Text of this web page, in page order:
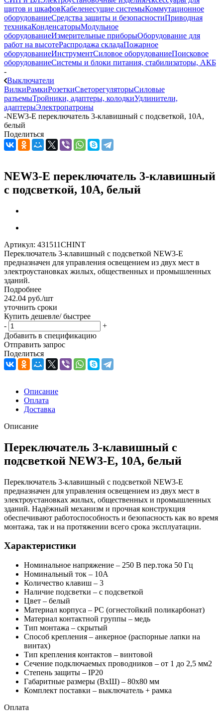
щитов и шкафовКабеленесущие системыКоммутационное
оборудованиеСредства защиты и безопасностиПриводная
техникаКонденсаторыМодульное
оборудованиеИзмерительные приборыОборудование для
работ на высотеРаспродажа складаПожарное
оборудованиеИнструментСиловое оборудованиеПоисковое
оборудованиеСистемы и блоки питания, стабилизаторы, АКБ
-
Выключатели
ВилкиРамкиРозеткиСветорегуляторыСиловые
разъемыТройники, адаптеры, колодкиУдлинители,
адаптерыЭлектропатроны
-NEW3-E переключатель 3-клавишный с подсветкой, 10А,
белый
Поделиться
NEW3-E переключатель 3-клавишный
с подсветкой, 10А, белый
Артикул: 431511CHINT
Переключатель 3-клавишный с подсветкой NEW3-E
предназначен для управления освещением из двух мест в
электроустановках жилых, общественных и промышленных
зданий.
Подробнее
242.04 руб./шт
уточнить сроки
Купить дешевле/ быстрее
-
+
Добавить в спецификацию
Отправить запрос
Поделиться
Описание
Оплата
Доставка
Описание
Переключатель 3-клавишный с
подсветкой NEW3-E, 10А, белый
Переключатель 3-клавишный с подсветкой NEW3-E
предназначен для управления освещением из двух мест в
электроустановках жилых, общественных и промышленных
зданий. Надёжный механизм и прочная конструкция
обеспечивают работоспособность и безопасность как во время
монтажа, так и на протяжении всего срока эксплуатации.
Характеристики
Номинальное напряжение – 250 В пер.тока 50 Гц
Номинальный ток – 10А
Количество клавиш – 3
Наличие подсветки – с подсветкой
Цвет – белый
Материал корпуса – PC (огнестойкий поликарбонат)
Материал контактной группы – медь
Тип монтажа – скрытый
Способ крепления – анкерное (распорные лапки на
винтах)
Тип крепления контактов – винтовой
Сечение подключаемых проводников – от 1 до 2,5 мм2
Степень защиты – IP20
Габаритные размеры (ВхШ) – 80х80 мм
Комплект поставки – выключатель + рамка
Оплата